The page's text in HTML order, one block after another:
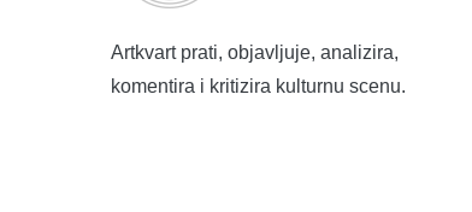
Artkvart prati, objavljuje, analizira,
komentira i kritizira kulturnu scenu.